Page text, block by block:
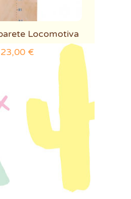
Locomotiva
23,00€